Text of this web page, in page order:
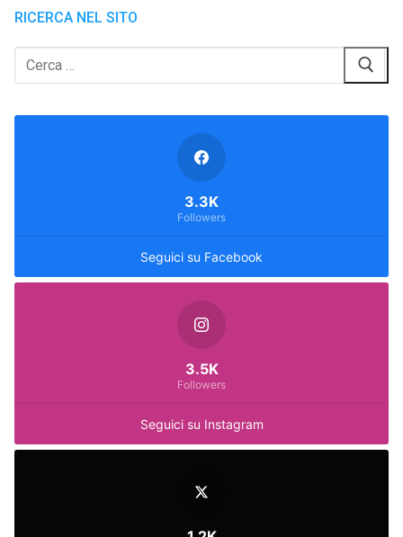
RICERCA NEL SITO
Cerca:
Seguici su Facebook
3.3K
Followers
Seguici su Instagram
3.5K
Followers